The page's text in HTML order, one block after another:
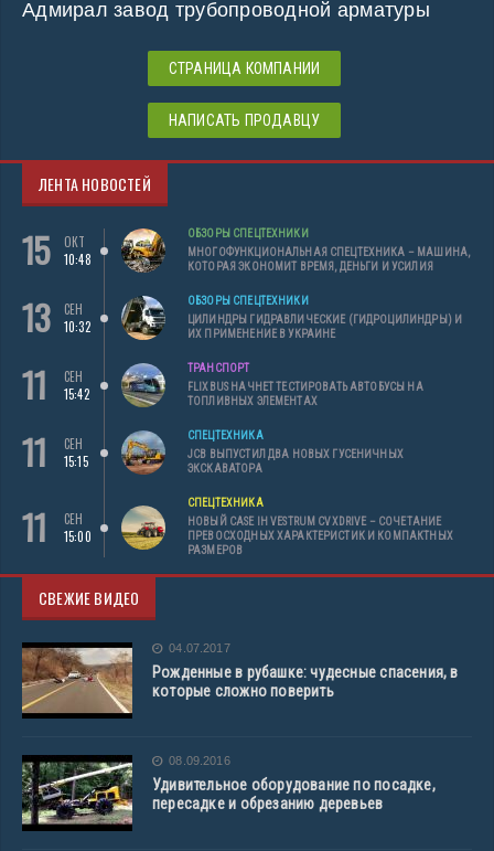
Адмирал завод трубопроводной арматуры
СТРАНИЦА КОМПАНИИ
НАПИСАТЬ ПРОДАВЦУ
ЛЕНТА НОВОСТЕЙ
15
ОКТ
10:48
ОБЗОРЫ СПЕЦТЕХНИКИ
МНОГОФУНКЦИОНАЛЬНАЯ СПЕЦТЕХНИКА – МАШИНА,
КОТОРАЯ ЭКОНОМИТ ВРЕМЯ, ДЕНЬГИ И УСИЛИЯ
13
СЕН
10:32
ОБЗОРЫ СПЕЦТЕХНИКИ
ЦИЛИНДРЫ ГИДРАВЛИЧЕСКИЕ (ГИДРОЦИЛИНДРЫ) И
ИХ ПРИМЕНЕНИЕ В УКРАИНЕ
11
СЕН
15:42
ТРАНСПОРТ
FLIXBUS НАЧНЕТ ТЕСТИРОВАТЬ АВТОБУСЫ НА
ТОПЛИВНЫХ ЭЛЕМЕНТАХ
11
СЕН
15:15
СПЕЦТЕХНИКА
JCB ВЫПУСТИЛ ДВА НОВЫХ ГУСЕНИЧНЫХ
ЭКСКАВАТОРА
11
СЕН
15:00
СПЕЦТЕХНИКА
НОВЫЙ CASE IH VESTRUM CVXDRIVE – СОЧЕТАНИЕ
ПРЕВОСХОДНЫХ ХАРАКТЕРИСТИК И КОМПАКТНЫХ
РАЗМЕРОВ
СВЕЖИЕ ВИДЕО
04.07.2017
Рожденные в рубашке: чудесные спасения, в
которые сложно поверить
08.09.2016
Удивительное оборудование по посадке,
пересадке и обрезанию деревьев